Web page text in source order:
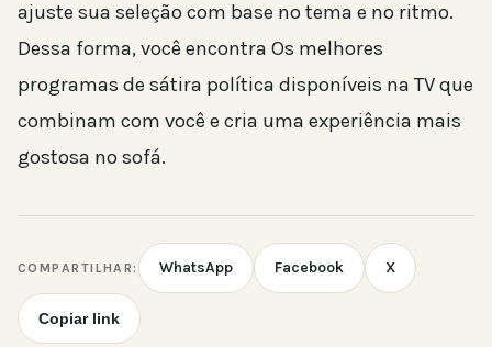
ajuste sua seleção com base no tema e no ritmo.
Dessa forma, você encontra Os melhores
programas de sátira política disponíveis na TV que
combinam com você e cria uma experiência mais
gostosa no sofá.
COMPARTILHAR: WhatsApp Facebook X
Copiar link